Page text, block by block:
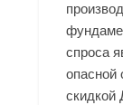
спроса
опасной
скидкой